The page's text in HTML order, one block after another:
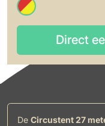
Direct
Direct
De Circustent 27